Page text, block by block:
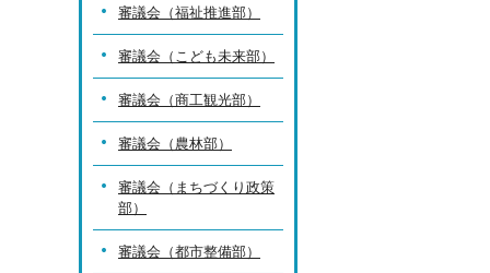
審議会（福祉推進部）
審議会（こども未来部）
審議会（商工観光部）
審議会（農林部）
審議会（まちづくり政策
部）
審議会（都市整備部）